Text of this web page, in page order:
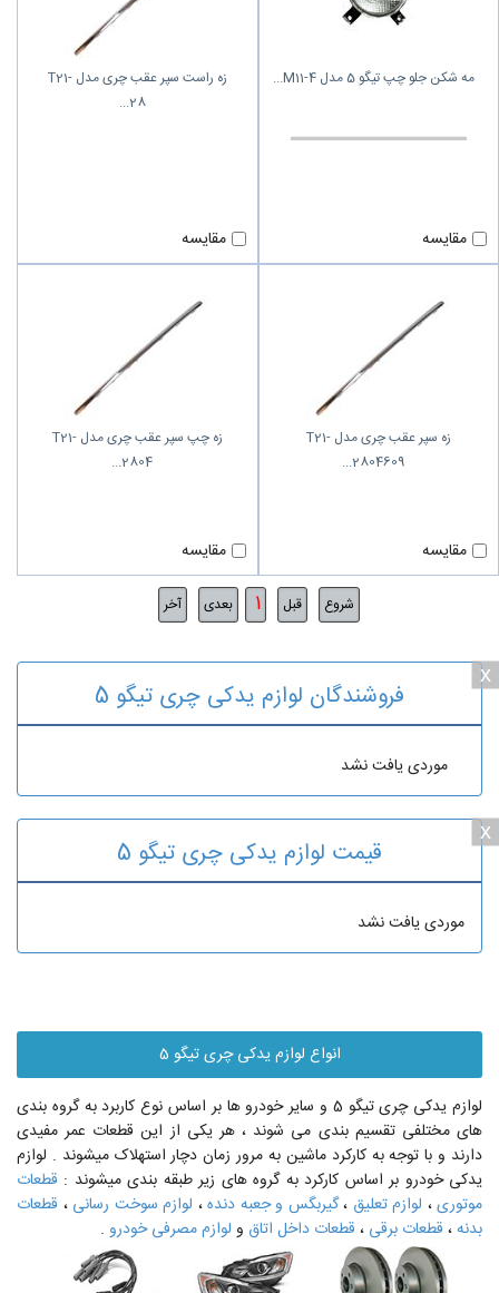
مه شکن جلو چپ تیگو 5 مدل M11-4
مقایسه
زه راست سپر عقب چری مدل T21-
28
مقایسه
زه سپر عقب چری مدل T21-
2804609
مقایسه
زه چپ سپر عقب چری مدل T21-
2804
مقایسه
شروع قبل 1 بعدی آخر
x
فروشندگان لوازم یدکی چری تیگو 5
موردی یافت نشد
x
قیمت لوازم یدکی چری تیگو 5
موردی یافت نشد
انواع لوازم یدکی چری تیگو 5
لوازم یدکی چری تیگو 5 و سایر خودرو ها بر اساس نوع کاربرد به گروه بندی
های مختلفی تقسیم بندی می شوند ، هر یکی از این قطعات عمر مفیدی
دارند و با توجه به کارکرد ماشین به مرور زمان دچار استهلاک میشوند . لوازم
یدکی خودرو بر اساس کارکرد به گروه های زیر طبقه بندی میشوند : قطعات
موتوری، لوازم تعلیق ،گیربگس و جعبه دنده، لوازم سوخت رسانی ، قطعات
بدنه، قطعات برقی ، قطعات داخل اتاق و لوازم مصرفی خودرو .